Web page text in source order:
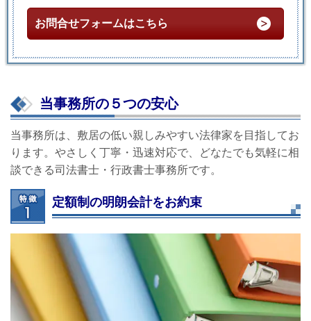
お問合せフォームはこちら
当事務所の５つの安心
当事務所は、敷居の低い親しみやすい法律家を目指してお
ります。やさしく丁寧・迅速対応で、どなたでも気軽に相
談できる司法書士・行政書士事務所です。
定額制の明朗会計をお約束